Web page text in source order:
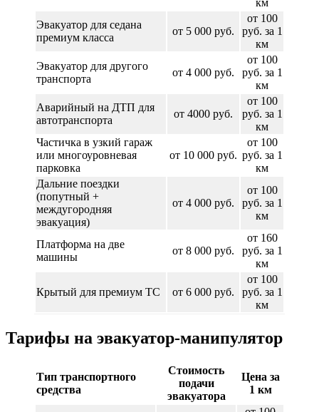
Эвакуатор для седана
премиум класса
от 5 000 руб.
от 100
руб. за 1
км
Эвакуатор для другого
транспорта
от 4 000 руб.
от 100
руб. за 1
км
Аварийный на ДТП для
автотранспорта
от 4000 руб.
от 100
руб. за 1
км
Частичка в узкий гараж
или многоуровневая
парковка
от 10 000 руб.
от 100
руб. за 1
км
Дальние поездки
(попутный +
междугородняя
эвакуация)
от 4 000 руб.
от 100
руб. за 1
км
Платформа на две
машины
от 8 000 руб.
от 160
руб. за 1
км
Крытый для премиум ТС от 6 000 руб.
от 100
руб. за 1
км
Тарифы на эвакуатор-манипулятор
Тип транспортного
средства
Стоимость
подачи
эвакуатора
Цена за
1 км